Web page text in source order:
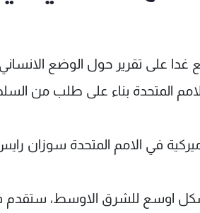
على تقرير حول الوضع
المتحدة بناء على طلب من
في الامم المتحدة سوزان
اوسع للشرق الاوسط،